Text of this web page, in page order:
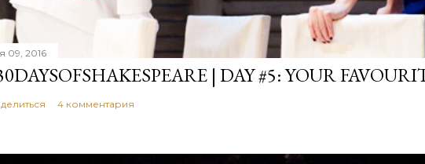
09, 2016
| DAY #5: YOUR
4 комментария